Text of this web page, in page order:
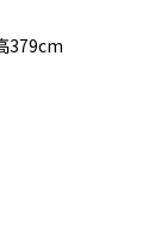
379cm